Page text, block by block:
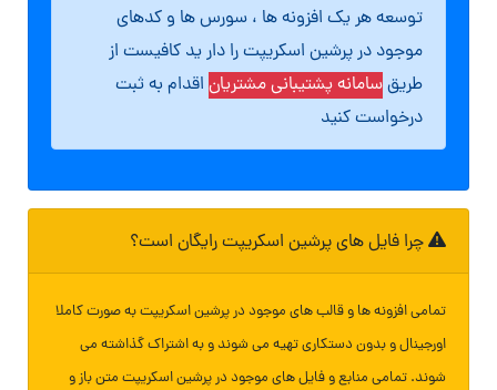
توسعه هر یک افزونه ها ، سورس ها و کدهای
موجود در پرشین اسکریپت را دار ید کافیست از
طریقسامانه پشتیبانی مشتریان اقدام به ثبت
درخواست کنید
چرا فایل های پرشین اسکریپت رایگان است؟
تمامی افزونه ها و قالب های موجود در پرشین اسکریپت به صورت کاملا
اورجینال و بدون دستکاری تهیه می شوند و به اشتراک گذاشته می
شوند. تمامی منابع و فایل های موجود در پرشین اسکریپت متن باز و